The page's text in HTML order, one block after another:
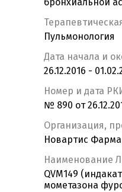
бронхиальной
Пульмонология
Дата начала и
26.12.2016 -
Номер и дата
№ 890 от
Организация,
Новартис
Наименование
QVM149
мометазона